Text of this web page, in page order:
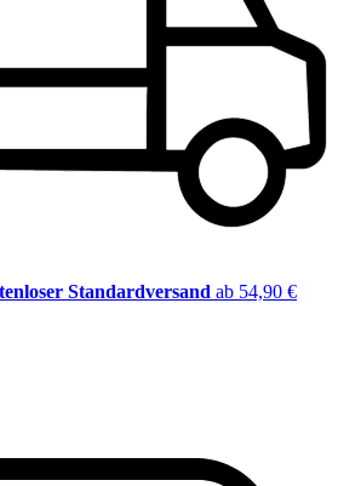
Standardversand ab 54,90 €